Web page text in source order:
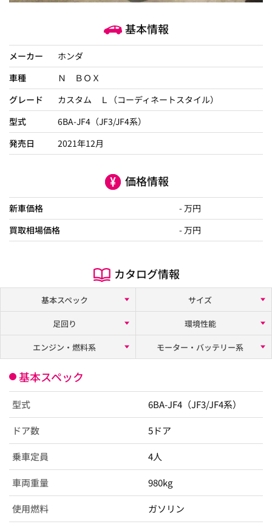
基本情報
メーカー
ホンダ
車種
Ｎ ＢＯＸ
グレード
カスタム Ｌ（コーディネートスタイル）
型式
6BA-JF4（JF3/JF4系）
発売日
2021年12月
価格情報
新車価格
- 万円
買取相場価格
- 万円
カタログ情報
基本スペック
サイズ
足回り
環境性能
エンジン・燃料系
モーター・バッテリー系
基本スペック
型式 6BA-JF4（JF3/JF4系）
ドア数 5ドア
乗車定員 4人
車両重量 980kg
使用燃料 ガソリン